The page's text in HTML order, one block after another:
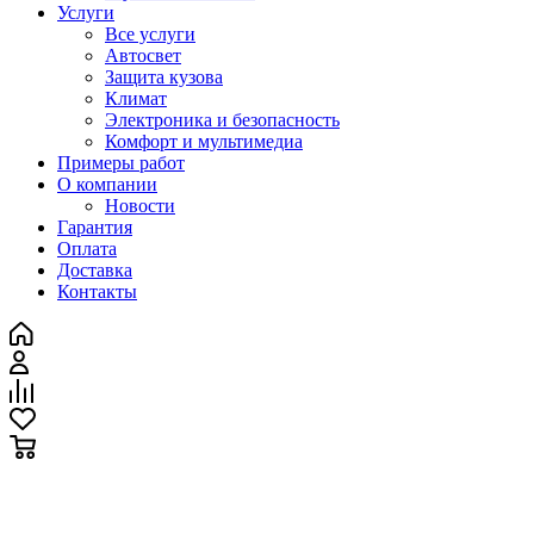
Услуги
Все услуги
Автосвет
Защита кузова
Климат
Электроника и безопасность
Комфорт и мультимедиа
Примеры работ
О компании
Новости
Гарантия
Оплата
Доставка
Контакты